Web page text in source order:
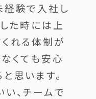
経験で入社し
た時には上
れる体制が
くても安心
思います。
、チームで